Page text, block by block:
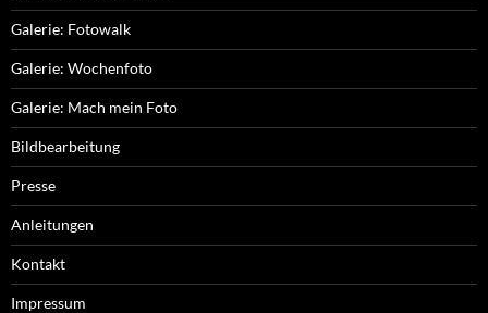
Galerie: Fotowalk
Galerie: Wochenfoto
Galerie: Mach mein Foto
Bildbearbeitung
Presse
Anleitungen
Kontakt
Impressum